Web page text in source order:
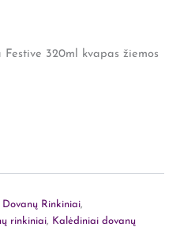
320ml kvapas žiemos
Dovanų Rinkiniai,
rinkiniai, Kalėdiniai dovanų